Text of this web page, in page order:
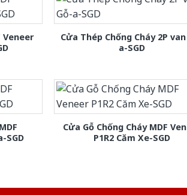
Veneer
Cửa Thép Chống Cháy 2P
a-SGD
SGD
Cửa Gỗ Chống Cháy MDF
P1R2 Căm Xe-SGD